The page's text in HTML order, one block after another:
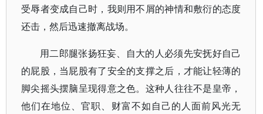
受辱者变成自己时，我则用不屑的神情和敷衍的态度
还击，然后迅速撤离战场。
用二郎腿张扬狂妄、自大的人必须先安抚好自己
的屁股，当屁股有了安全的支撑之后，才能让轻薄的
脚尖摇头摆脑呈现得意之色。这种人往往不是皇帝，
他们在地位、官职、财富不如自己的人面前风光无